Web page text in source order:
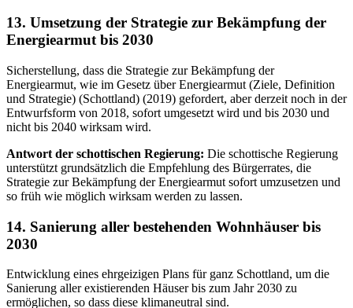
13. Umsetzung der Strategie zur Bekämpfung der
Energiearmut bis 2030
Sicherstellung, dass die Strategie zur Bekämpfung der
Energiearmut, wie im Gesetz über Energiearmut (Ziele, Definition
und Strategie) (Schottland) (2019) gefordert, aber derzeit noch in der
Entwurfsform von 2018, sofort umgesetzt wird und bis 2030 und
nicht bis 2040 wirksam wird.
Antwort der schottischen Regierung: Die schottische Regierung
unterstützt grundsätzlich die Empfehlung des Bürgerrates, die
Strategie zur Bekämpfung der Energiearmut sofort umzusetzen und
so früh wie möglich wirksam werden zu lassen.
14. Sanierung aller bestehenden Wohnhäuser bis
2030
Entwicklung eines ehrgeizigen Plans für ganz Schottland, um die
Sanierung aller existierenden Häuser bis zum Jahr 2030 zu
ermöglichen, so dass diese klimaneutral sind.